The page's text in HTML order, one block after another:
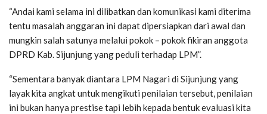
“Andai kami selama ini dilibatkan dan komunikasi kami diterima
tentu masalah anggaran ini dapat dipersiapkan dari awal dan
mungkin salah satunya melalui pokok – pokok fikiran anggota
DPRD Kab. Sijunjung yang peduli terhadap LPM”.
“Sementara banyak diantara LPM Nagari di Sijunjung yang
layak kita angkat untuk mengikuti penilaian tersebut, penilaian
ini bukan hanya prestise tapi lebih kepada bentuk evaluasi kita